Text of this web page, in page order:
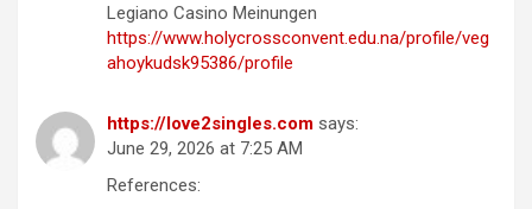
Legiano Casino Meinungen
https://www.holycrossconvent.edu.na/profile/veg
ahoykudsk95386/profile
https://love2singles.com says:
June 29, 2026 at 7:25 AM
References: